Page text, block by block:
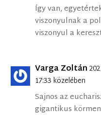
Így van,
viszonyulnak a
viszonyul a
Varga Zoltán
17:33 közelében
Sajnos az
gigantikus